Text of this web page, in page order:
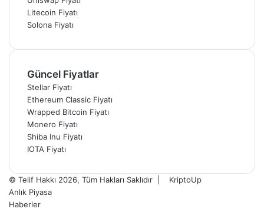
Litecoin Fiyatı
Solona Fiyatı
Güncel Fiyatlar
Stellar Fiyatı
Ethereum Classic Fiyatı
Wrapped Bitcoin Fiyatı
Monero Fiyatı
Shiba Inu Fiyatı
IOTA Fiyatı
© Telif Hakkı 2026, Tüm Hakları Saklıdır |
KriptoUp
Anlık Piyasa
Haberler